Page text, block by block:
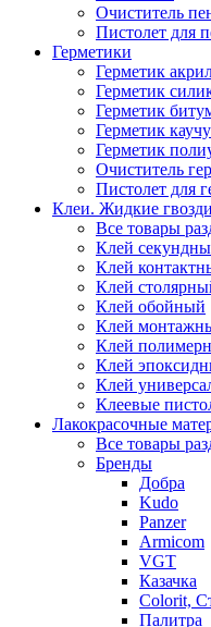
Очиститель
Пистолет для
Герметики
Герметик
Герметик
Герметик
Герметик
Герметик
Очиститель
Пистолет для
Клеи. Жидкие гвозди
Все товары
Клей
Клей
Клей
Клей обойный
Клей
Клей
Клей
Клей
Клеевые
Лакокрасочные
Все товары
Бренды
Добра
Kudo
Panzer
Armicom
VGT
Казачка
Colorit,
Палитра